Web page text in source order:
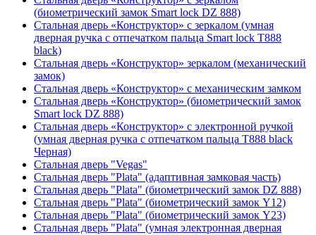
(биометрический замок Smart lock DZ 888)
Стальная дверь «Конструктор» с зеркалом (умная
дверная ручка с отпечатком пальца Smart lock T888
black)
Стальная дверь «Конструктор» зеркалом (механический
замок)
Стальная дверь «Конструктор» с механическим замком
Стальная дверь «Конструктор» (биометрический замок
Smart lock DZ 888)
Стальная дверь «Конструктор» с электронной ручкой
(умная дверная ручка с отпечатком пальца T888 black
Черная)
Стальная дверь "Vegas"
Стальная дверь "Plata" (адаптивная замковая часть)
Стальная дверь "Plata" (биометрический замок DZ 888)
Стальная дверь "Plata" (биометрический замок Y12)
Стальная дверь "Plata" (биометрический замок Y23)
Стальная дверь "Plata" (умная электронная дверная